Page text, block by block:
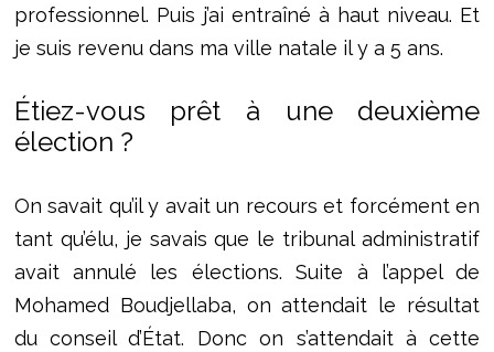
professionnel. Puis j’ai entraîné à haut niveau. Et
je suis revenu dans ma ville natale il y a 5 ans.
Étiez-vous prêt à une deuxième
élection ?
On savait qu’il y avait un recours et forcément en
tant qu’élu, je savais que le tribunal administratif
avait annulé les élections. Suite à l’appel de
Mohamed Boudjellaba, on attendait le résultat
du conseil d’État. Donc on s’attendait à cette